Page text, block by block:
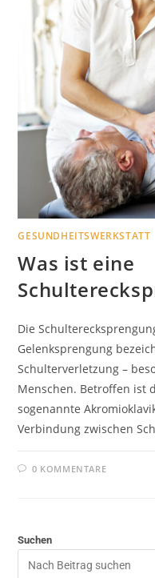
GESUNDHEITSWERKSTATT
Was ist eine
Die
Gelenksprengung
Schulterverletzung –
Menschen. Betroffen ist
sogenannte
Verbindung zwischen
0 KOMMENTARE
Suchen